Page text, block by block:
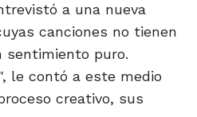
a una nueva
canciones no tienen
sentimiento puro.
le contó a este medio
creativo, sus